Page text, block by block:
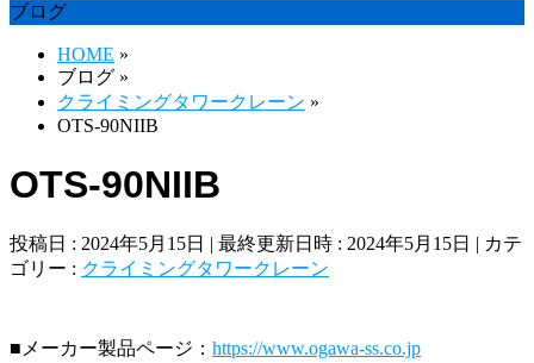
ブログ
HOME »
ブログ »
クライミングタワークレーン »
OTS-90NIIB
OTS-90NIIB
投稿日 : 2024年5月15日 最終更新日時 : 2024年5月15日
カテ
ゴリー : クライミングタワークレーン
■メーカー製品ページ： https://www.ogawa-ss.co.jp